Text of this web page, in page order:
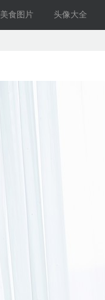
美食图片 头像大全